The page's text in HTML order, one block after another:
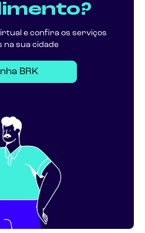
e confira os serviços
na sua cidade
BRK